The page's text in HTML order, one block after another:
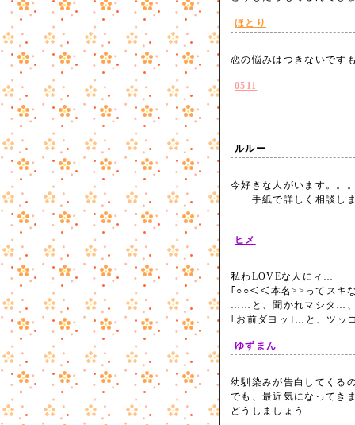
ほとり
恋の悩みはつきないで
0511
ルルー
今好きな人がいます。。
手紙で詳しく相談し
ヒメ
私わLOVEな人にィ…
｢○○＜＜本名>>ってスキ
……と、聞かれマシタ…
｢お前ダヨッ｣…と、ツッ
ゆずまん
幼馴染みが告白してくる
でも、最近気になってき
どうしましょう